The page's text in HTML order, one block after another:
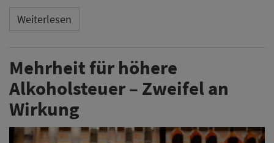
Weiterlesen
Mehrheit für höhere
Alkoholsteuer – Zweifel an
Wirkung